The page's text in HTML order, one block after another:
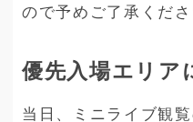
ので予めご了承くださ
優先入場エリア
当日、ミニライブ観